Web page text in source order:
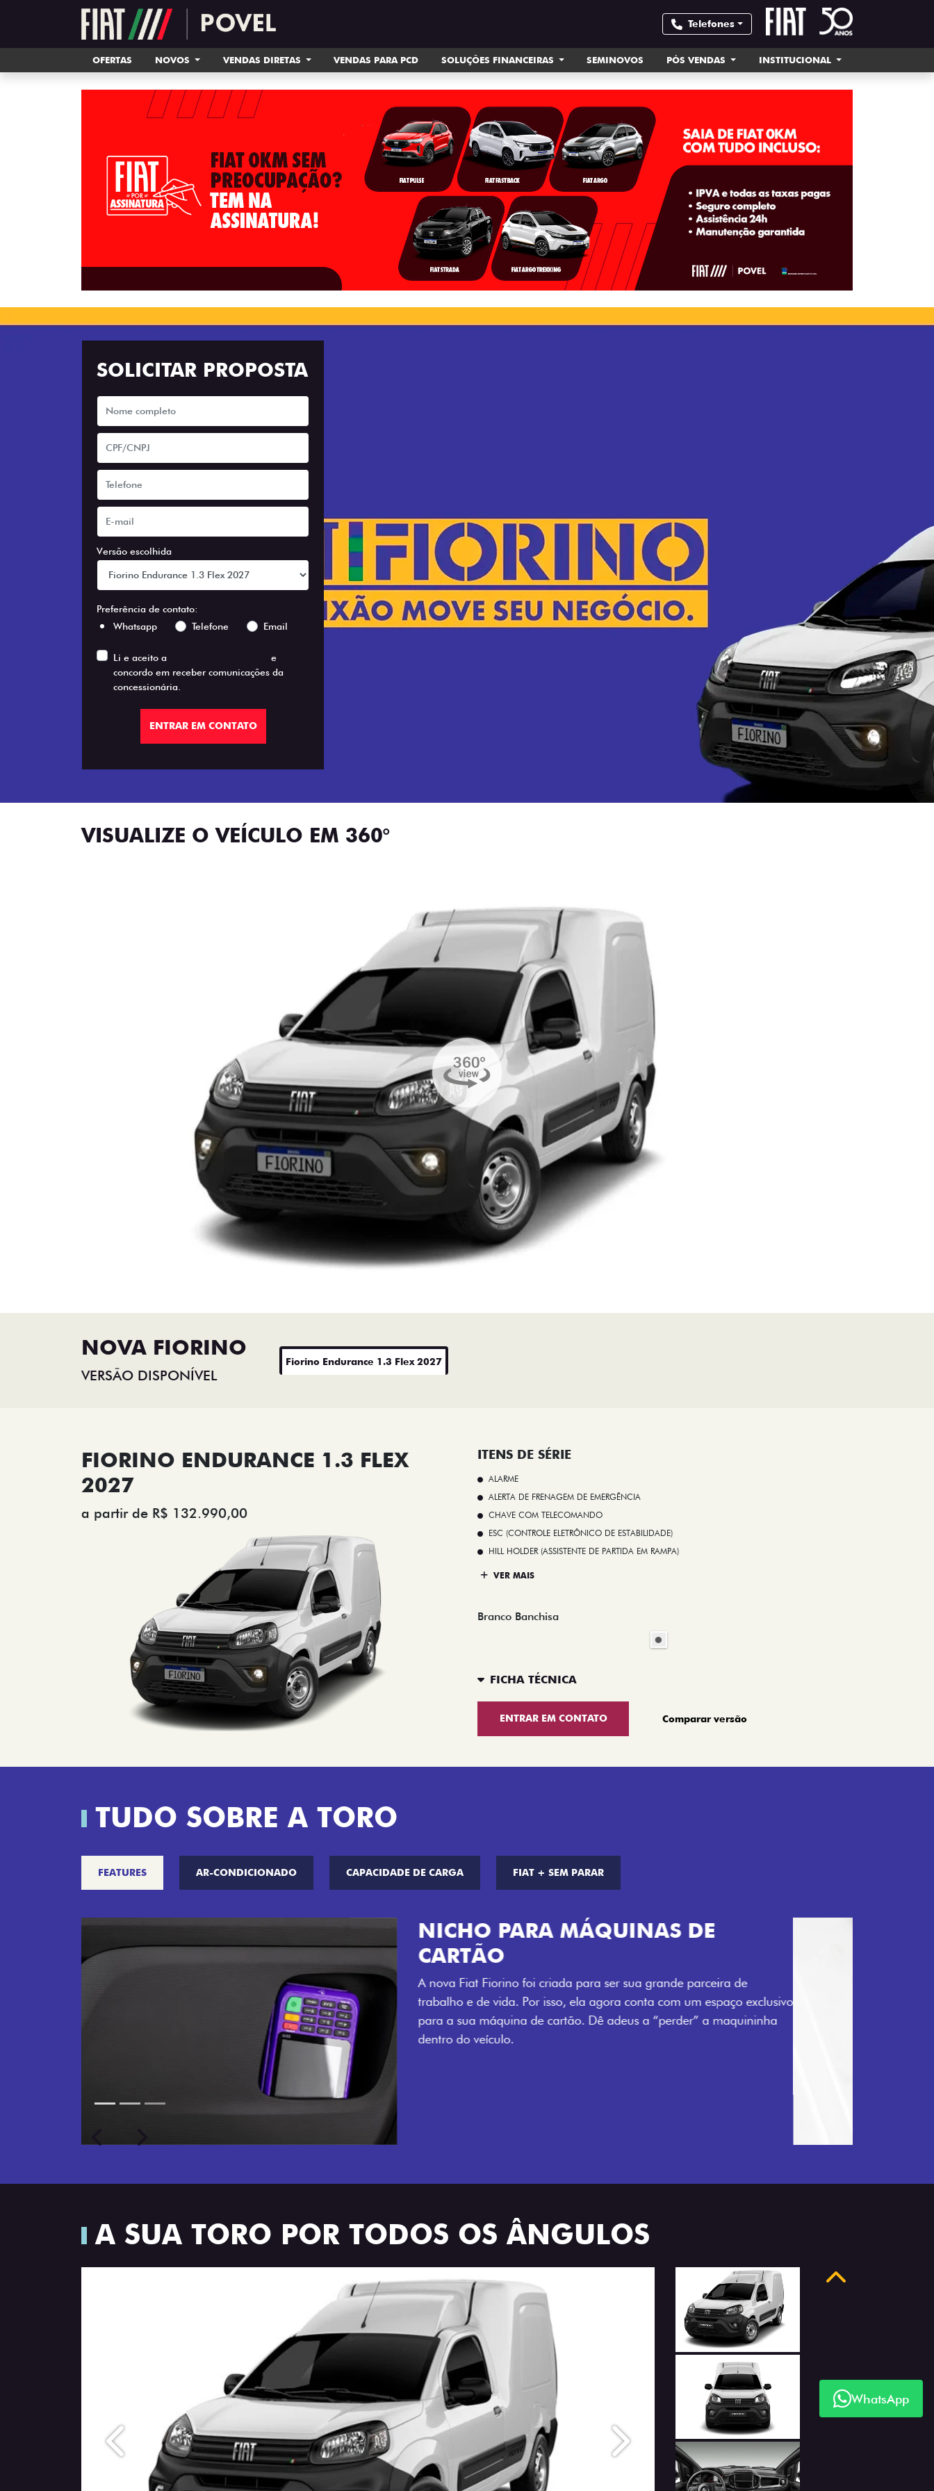
Telefones
OFERTAS NOVOS VENDAS DIRETAS VENDAS PARA PCD SOLUÇÕES FINANCEIRAS SEMINOVOS PÓS VENDAS INSTITUCIONAL
SOLICITAR PROPOSTA
Versão escolhida
Preferência de contato:
Whatsapp
Telefone Email
Li e aceito a
e
concordo em receber comunicações da
concessionária.
ENTRAR EM CONTATO
VISUALIZE O VEÍCULO EM 360°
NOVA FIORINO
VERSÃO DISPONÍVEL
Fiorino Endurance 1.3 Flex 2027
FIORINO ENDURANCE 1.3 FLEX
2027
a partir de R$ 132.990,00
ITENS DE SÉRIE
ALARME
ALERTA DE FRENAGEM DE EMERGÊNCIA
CHAVE COM TELECOMANDO
ESC (CONTROLE ELETRÔNICO DE ESTABILIDADE)
HILL HOLDER (ASSISTENTE DE PARTIDA EM RAMPA)
VER MAIS
Branco Banchisa
FICHA TÉCNICA
ENTRAR EM CONTATO Comparar versão
TUDO SOBRE A TORO
FEATURES AR-CONDICIONADO CAPACIDADE DE CARGA FIAT + SEM PARAR
CHAVE COM TELECOMANDO
Agora, a chave da sua nova Fiorino pode abrir o veículo também à
distância, e não mais somente pela fechadura. São detalhes como
esse que trazem ainda mais fluidez para o seu dia de trabalho.
Porta-luvas com iluminação
A SUA TORO POR TODOS OS ÂNGULOS
Anterior Próximo
Anterior
WhatsApp